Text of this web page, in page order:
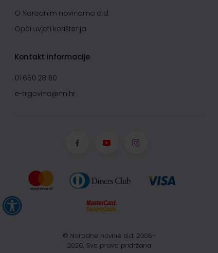
O Narodnim novinama d.d.
Opći uvjeti korištenja
Kontakt informacije
01 650 28 80
e-trgovina@nn.hr
© Narodne novine d.d. 2008-
2026, Sva prava pridržana